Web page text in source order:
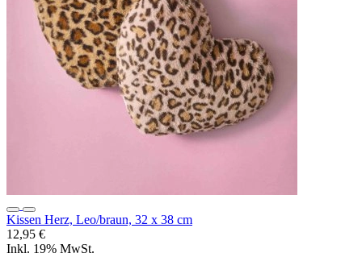
Kissen Herz, Leo/braun, 32 x 38 cm
12,95 €
Inkl. 19% MwSt.